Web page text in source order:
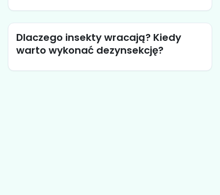
Dlaczego insekty wracają? Kiedy
warto wykonać dezynsekcję?